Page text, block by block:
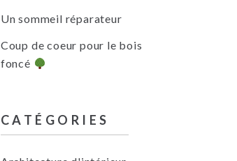
Un sommeil réparateur
Coup de coeur pour le bois
foncé
CATÉGORIES